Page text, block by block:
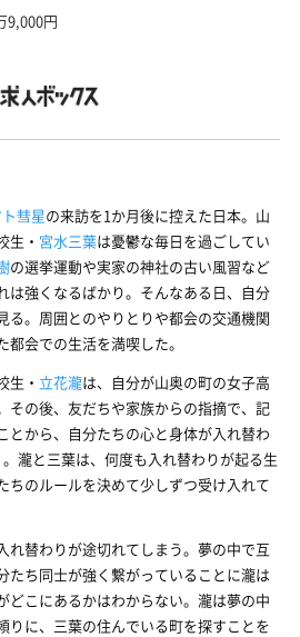
9,000円
彗星の来訪を1か月後に控えた日本。山
生・ 宮水三葉は憂鬱な毎日を過ごしてい
の選挙運動や実家の神社の古い風習など
は強くなるばかり。そんなある日、自分
る。周囲とのやりとりや都会の交通機関
会での生活を満喫した。
生・ 立花瀧は、自分が山奥の町の女子高
その後、友だちや家族からの指摘で、記
とから、自分たちの心と身体が入れ替わ
瀧と三葉は、何度も入れ替わりが起る生
ちのルールを決めて少しずつ受け入れて
れ替わりが途切れてしまう。夢の中で互
たち同士が強く繋がっていることに瀧は
どこにあるかはわからない。瀧は夢の中
りに、三葉の住んでいる町を探すことを